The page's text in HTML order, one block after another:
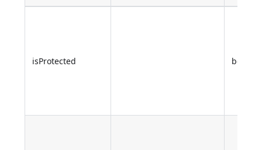
isProtected